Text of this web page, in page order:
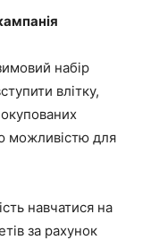
набір
влітку,
можливістю для
навчатися на
за рахунок